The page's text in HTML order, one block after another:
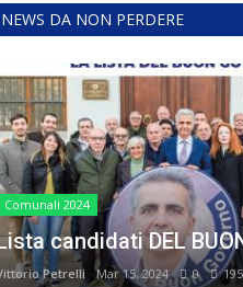
NEWS DA NON PERDERE
Comunali 2024
candidati DEL
Petrelli Mar 15, 2024 0